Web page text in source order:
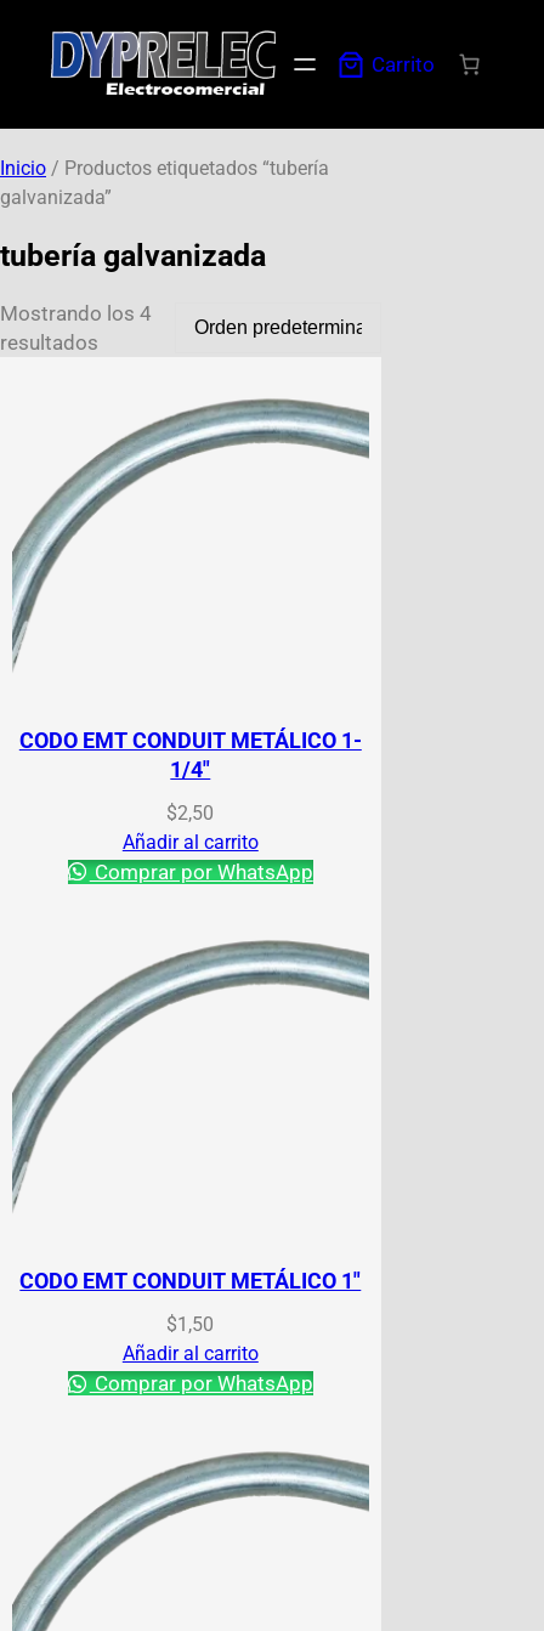
Carrito
Inicio / Productos etiquetados “tubería
galvanizada”
tubería galvanizada
Mostrando los 4
resultados
CODO EMT CONDUIT METÁLICO 1-
1/4″
$2,50
Añadir al carrito
Comprar por WhatsApp
CODO EMT CONDUIT METÁLICO 1″
$1,50
Añadir al carrito
Comprar por WhatsApp